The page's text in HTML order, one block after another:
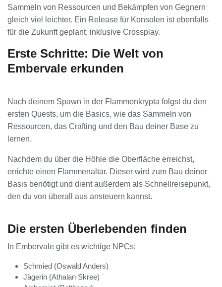
Sammeln von Ressourcen und Bekämpfen von Gegnern
gleich viel leichter. Ein Release für Konsolen ist ebenfalls
für die Zukunft geplant, inklusive Crossplay.
Erste Schritte: Die Welt von
Embervale erkunden
Nach deinem Spawn in der Flammenkrypta folgst du den
ersten Quests, um die Basics, wie das Sammeln von
Ressourcen, das Crafting und den Bau deiner Base zu
lernen.
Nachdem du über die Höhle die Oberfläche erreichst,
errichte einen Flammenaltar. Dieser wird zum Bau deiner
Basis benötigt und dient außerdem als Schnellreisepunkt,
den du von überall aus ansteuern kannst.
Die ersten Überlebenden finden
In Embervale gibt es wichtige NPCs:
Schmied (Oswald Anders)
Jägerin (Athalan Skree)